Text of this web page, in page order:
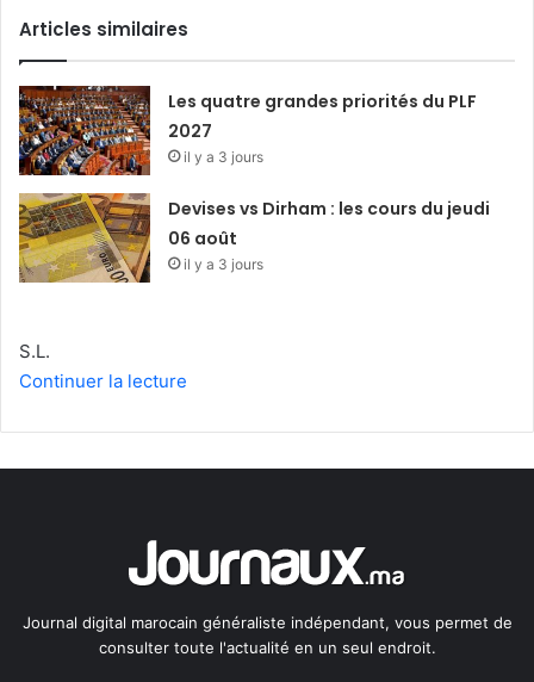
Articles similaires
Les quatre grandes priorités du PLF
2027
il y a 3 jours
Devises vs Dirham : les cours du jeudi
06 août
il y a 3 jours
S.L.
Continuer la lecture
Journal digital marocain généraliste indépendant, vous permet de
consulter toute l'actualité en un seul endroit.